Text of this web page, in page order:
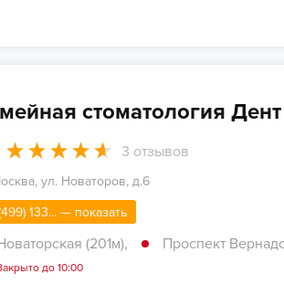
стоматология
3 отзывов
ул. Новаторов, д.6
133... — показать
(201м), Проспект
до 10:00